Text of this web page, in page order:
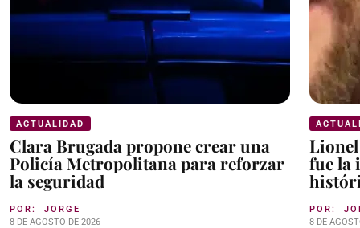
ACTUALIDAD
Clara Brugada propone crear una
Policía Metropolitana para reforzar
la seguridad
POR: JORGE
8 DE AGOSTO DE 2026
fue la
POR:
8 DE